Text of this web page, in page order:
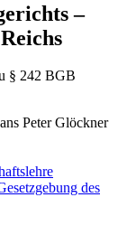
–
§ 242 BGB
Peter Glöckner
des